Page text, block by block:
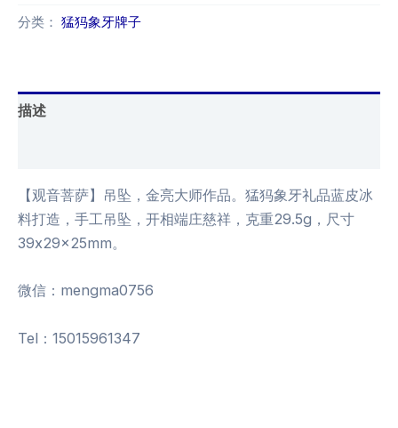
分类： 猛犸象牙牌子
描述
【观音菩萨】吊坠，金亮大师作品。猛犸象牙礼品蓝皮冰
料打造，手工吊坠，开相端庄慈祥，克重29.5g，尺寸
39x29x25mm。
微信：mengma0756
Tel：15015961347